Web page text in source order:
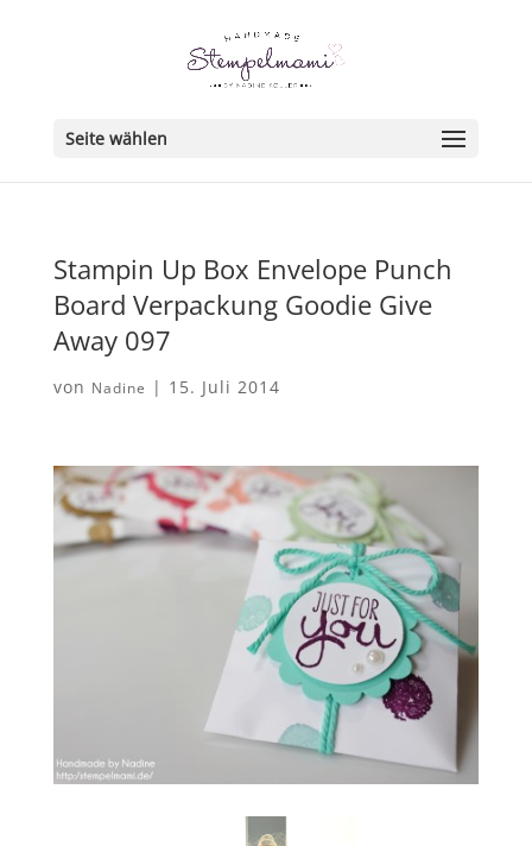
Seite wählen
Stampin Up Box Envelope Punch
Board Verpackung Goodie Give
Away 097
von Nadine | 15. Juli 2014